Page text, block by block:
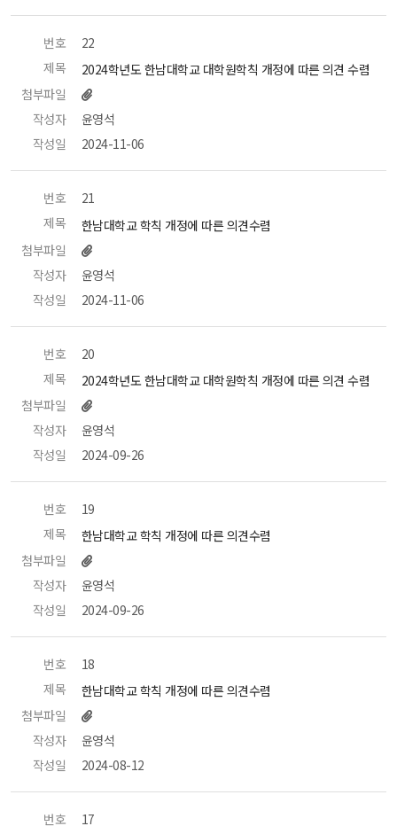
번호
22
제목
2024학년도 한남대학교 대학원학칙 개정에 따른 의견 수렴
첨부파일
작성자
윤영석
작성일
2024-11-06
번호
21
제목
한남대학교 학칙 개정에 따른 의견수렴
첨부파일
작성자
윤영석
작성일
2024-11-06
번호
20
제목
2024학년도 한남대학교 대학원학칙 개정에 따른 의견 수렴
첨부파일
작성자
윤영석
작성일
2024-09-26
번호
19
제목
한남대학교 학칙 개정에 따른 의견수렴
첨부파일
작성자
윤영석
작성일
2024-09-26
번호
18
제목
한남대학교 학칙 개정에 따른 의견수렴
첨부파일
작성자
윤영석
작성일
2024-08-12
번호
17